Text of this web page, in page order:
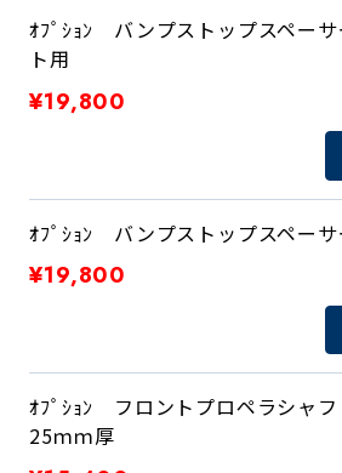
ｵﾌﾟｼｮﾝ バンプストップスペー
ト用
¥19,800
ｵﾌﾟｼｮﾝ バンプストップスペー
¥19,800
ｵﾌﾟｼｮﾝ フロントプロペラシャフ
25ｍｍ厚